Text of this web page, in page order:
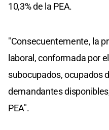
10,3% de la PEA.
"Consecuentemente, la
laboral, conformada por
subocupados, ocupados
demandantes
PEA".